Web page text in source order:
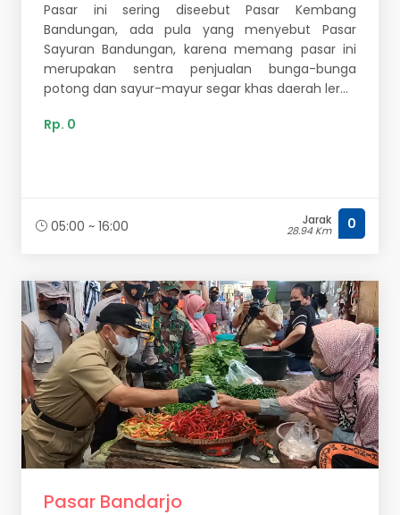
Pasar ini sering diseebut Pasar Kembang
Bandungan, ada pula yang menyebut Pasar
Sayuran Bandungan, karena memang pasar ini
merupakan sentra penjualan bunga-bunga
potong dan sayur-mayur segar khas daerah ler...
Rp. 0
05:00 ~ 16:00 Jarak
28.94 Km 0
Pasar Bandarjo